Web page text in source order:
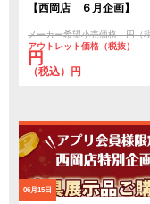
【西岡店 ６月企画】
メーカー希望小売価格 円（
アウトレット価格（税抜）
円
（税込）円
06月15日